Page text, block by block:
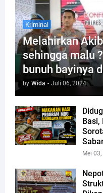
Kriminal
Melahirkan
sehingga malu
bunuh bayinya
by Wida - Juli 06, 2024
Basi,
Mei